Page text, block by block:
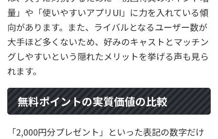
量」や「使いやすいアプリUI」に力を入れている傾
向があります。また、ライバルとなるユーザー数が
大手ほど多くないため、好みのキャストとマッチン
グしやすいという隠れたメリットを挙げる声も見ら
れます。
無料ポイントの実質価値の比較
「2,000円分プレゼント」といった表記の数字だけ